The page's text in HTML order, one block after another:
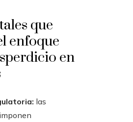
que
enfoque
en
las